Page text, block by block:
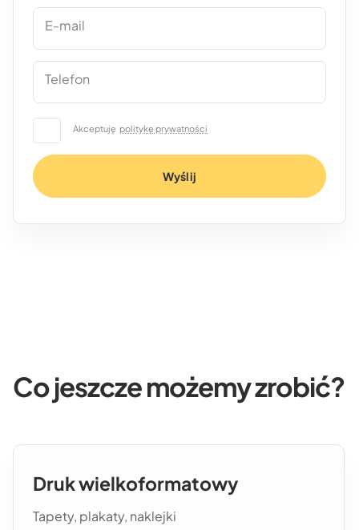
E-mail
Telefon
Akceptuję politykę prywatności
Wyślij
Co jeszcze możemy zrobić?
Druk wielkoformatowy
Tapety, plakaty, naklejki